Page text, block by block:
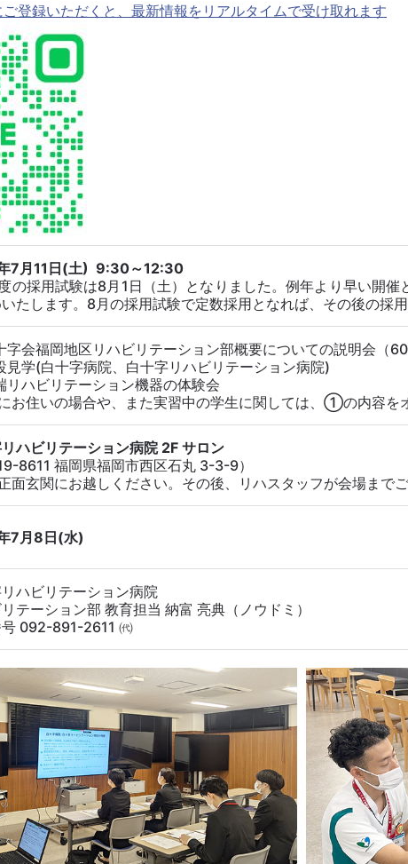
ご登録いただくと、最新情報をリアルタイムで受け取れます
7月11日(土) 9:30～12:30
の採用試験は8月1日（土）となりました。例年より早い開
たします。8月の採用試験で定数採用となれば、その後の採
会福岡地区リハビリテーション部概要についての説明会（60
学(白十字病院、白十字リハビリテーション病院)
ハビリテーション機器の体験会
お住いの場合や、また実習中の学生に関しては、①の内容を
ハビリテーション病院 2F サロン
8611 福岡県福岡市西区石丸 3-3-9）
面玄関にお越しください。その後、リハスタッフが会場までご
7月8日(水)
ハビリテーション病院
テーション部 教育担当 納富 亮典（ノウドミ）
号 092-891-2611 ㈹